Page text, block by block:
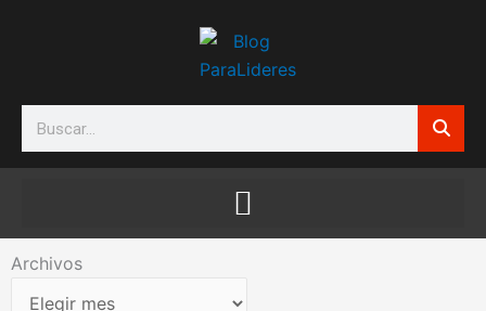
Search
Archivos
Archivos